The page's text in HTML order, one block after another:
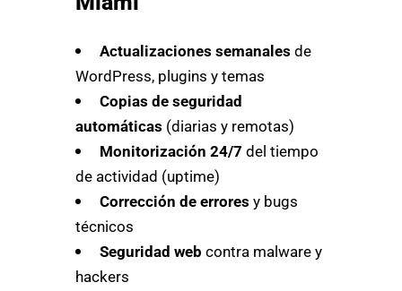
Actualizaciones semanales de
WordPress, plugins y temas
Copias de seguridad
automáticas (diarias y remotas)
Monitorización 24/7 del tiempo
de actividad (uptime)
Corrección de errores y bugs
técnicos
Seguridad web contra malware y
hackers